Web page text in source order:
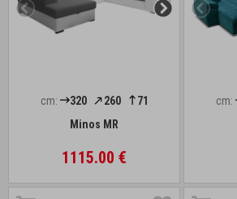
cm: 320 260
71
Minos MR
1115.00 €
cm: